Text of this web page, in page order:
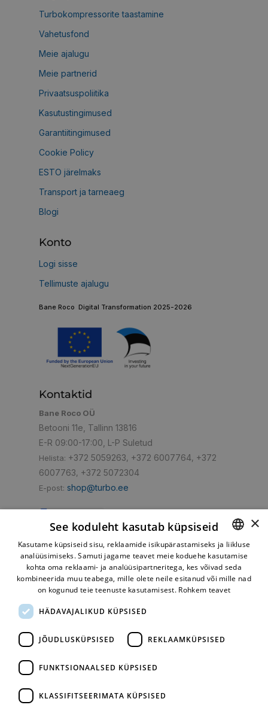
Turbokompressorite taastamine
Vahetusfond
Meie ajalugu
Meie partnerid
Privaatsuspoliitika
Kasutustingimused
Garantiitingimused
Cookie Policy
ESTO järelmaks
Transport ja tarneaeg
Blogi
Konto
Logi sisse
Tellimuste ajalugu
Bane Roco Digital Transformation 2025-2026
Kontaktid
Bane Roco OÜ
Betooni 11e, Tallinn 13816
E-R 09:00-17:00, L-P Suletud
Helista: +372 5059263, +372 6007764, +372
6007763, +372 5072304
E-post: shop@turbo.ee
Mugav makseviis
Kiire tarne
ESTONIAN
RUSSIAN
×
See koduleht kasutab küpsiseid
Kasutame küpsiseid sisu, reklaamide isikupärastamiseks ja liikluse
analüüsimiseks. Samuti jagame teavet meie koduehe kasutamise
kohta oma reklaami- ja analüüsipartneritega, kes võivad seda
kombineerida muu teabega, mille olete neile esitanud või mille nad
on kogunud teie teenuste kasutamisest. Rohkem teavet
HÄDAVAJALIKUD KÜPSISED
JÕUDLUSKÜPSISED REKLAAMKÜPSISED
FUNKTSIONAALSED KÜPSISED
KLASSIFITSEERIMATA KÜPSISED